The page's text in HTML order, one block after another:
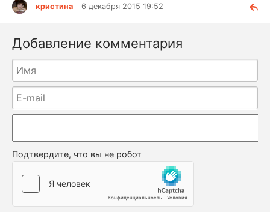
кристина 6 декабря 2015 19:52
Добавление комментария
Подтвердите, что вы не робот